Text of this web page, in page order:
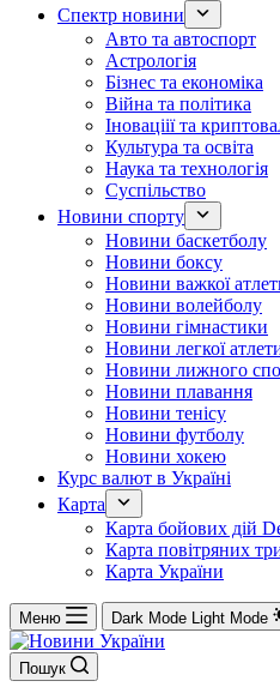
Спектр новини
Авто та автоспорт
Астрологія
Бізнес та економіка
Війна та політика
Іноваціії та
Культура та освіта
Наука та технологія
Суспільство
Новини спорту
Новини баскетболу
Новини боксу
Новини важкої
Новини волейболу
Новини гімнастики
Новини легкої
Новини лижного
Новини плавання
Новини тенісу
Новини футболу
Новини хокею
Курс валют в Україні
Карта
Карта бойових дій
Карта повітряних
Карта України
Меню Dark Mode Light Mode
Пошук